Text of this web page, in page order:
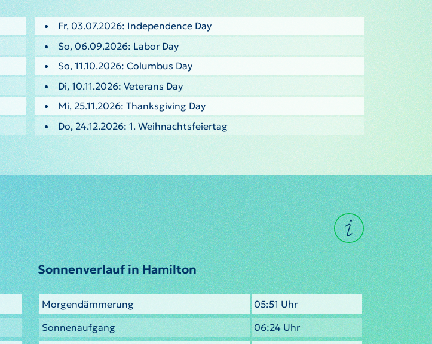
Fr, 03.07.2026: Independence Day
So, 06.09.2026: Labor Day
So, 11.10.2026: Columbus Day
Di, 10.11.2026: Veterans Day
Mi, 25.11.2026: Thanksgiving Day
Do, 24.12.2026: 1. Weihnachtsfeiertag
Sonnenverlauf in Hamilton
Morgendämmerung
05:51 Uhr
Sonnenaufgang
06:24 Uhr